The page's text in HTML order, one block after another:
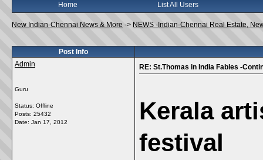
Home List All Users
New Indian-Chennai News & More -> NEWS -Indian-Chennai Real Estate,
Post Info
Admin
Guru
Status: Offline
Posts: 25432
Date: Jan 17, 2012
RE: St.Thomas in India Fables -
Kerala
festival